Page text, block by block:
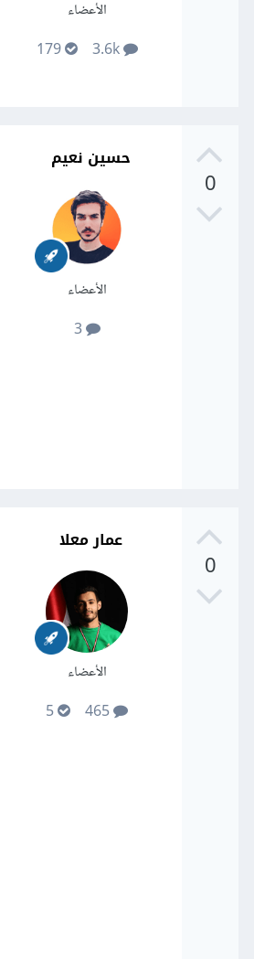
الأعضاء
3.6k
179
0
حسين نعيم
الأعضاء
3
0
عمار معلا
الأعضاء